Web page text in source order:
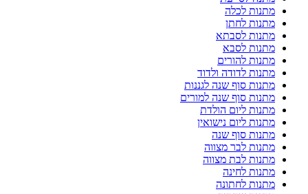
מתנות לכלה
מתנות לחתן
מתנות לסבתא
מתנות לסבא
מתנות להורים
מתנות לדודה ולדוד
מתנות סוף שנה לגננות
מתנות סוף שנה למורים
מתנות ליום הולדת
מתנות ליום נישואין
מתנות סוף שנה
מתנות לבר מצווה
מתנות לבת מצווה
מתנות לחינה
מתנות לחתונה